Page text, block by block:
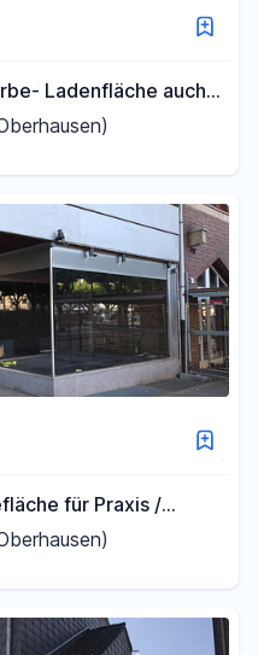
Ladenfläche auch
für Praxis /